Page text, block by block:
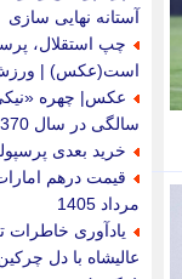
آستانه نهایی سازی
چپ استقلال،
است(عکس) |
سالگی در سال 1370
خرید بعدی
مرداد 1405
یادآوری خاطرات
عالیشاه با دل